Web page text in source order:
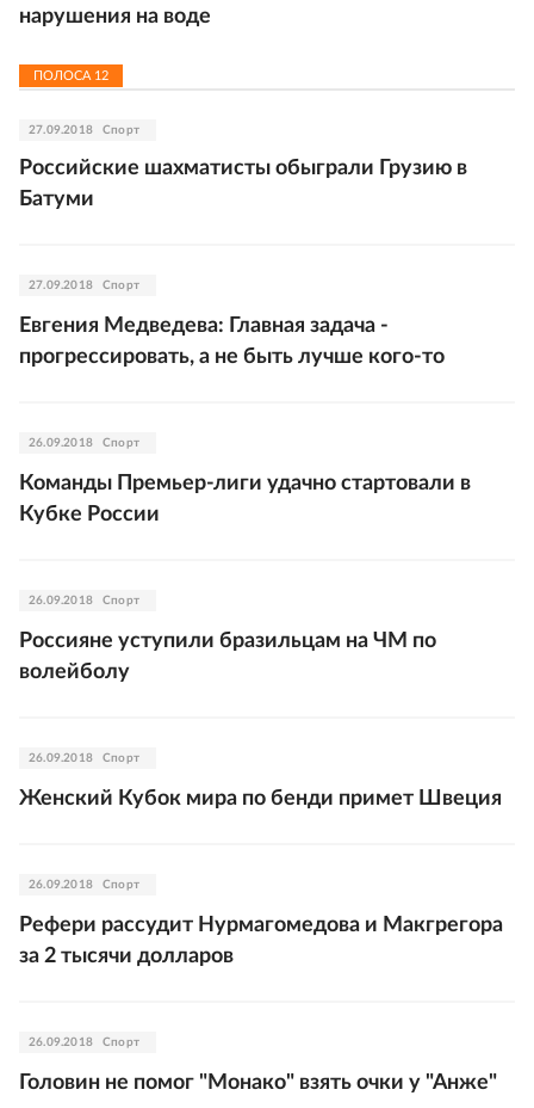
нарушения на воде
ПОЛОСА 12
27.09.2018 Спорт
Российские шахматисты обыграли Грузию в
Батуми
27.09.2018 Спорт
Евгения Медведева: Главная задача -
прогрессировать, а не быть лучше кого-то
26.09.2018 Спорт
Команды Премьер-лиги удачно стартовали в
Кубке России
26.09.2018 Спорт
Россияне уступили бразильцам на ЧМ по
волейболу
26.09.2018 Спорт
Женский Кубок мира по бенди примет Швеция
26.09.2018 Спорт
Рефери рассудит Нурмагомедова и Макгрегора
за 2 тысячи долларов
26.09.2018 Спорт
Головин не помог "Монако" взять очки у "Анже"